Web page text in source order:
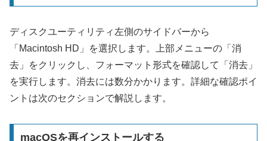
ディスクユーティリティ左側のサイドバーから
「Macintosh HD」を選択します。上部メニューの「消
去」をクリックし、フォーマット形式を確認して「消去」
を実行します。消去には数分かかります。詳細な確認ポイ
ントは次のセクションで解説します。
macOSを再インストールする